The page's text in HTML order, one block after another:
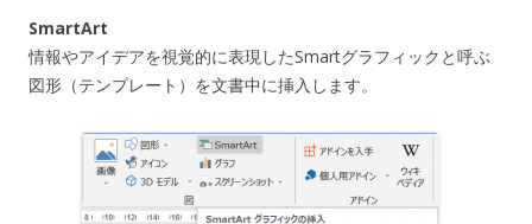
SmartArt
情報やアイデアを視覚的に表現したSmartグラフィックと呼ぶ
図形（テンプレート）を文書中に挿入します。